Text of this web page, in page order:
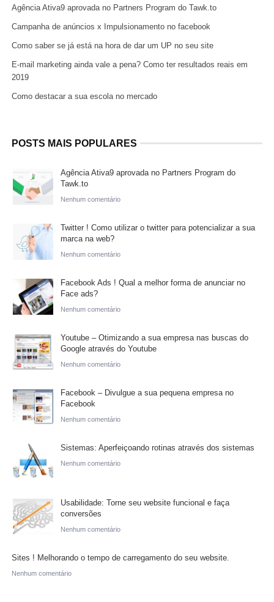
Agência Ativa9 aprovada no Partners Program do Tawk.to
Campanha de anúncios x Impulsionamento no facebook
Como saber se já está na hora de dar um UP no seu site
E-mail marketing ainda vale a pena? Como ter resultados reais em
2019
Como destacar a sua escola no mercado
POSTS MAIS POPULARES
Agência Ativa9 aprovada no Partners Program do
Tawk.to
Nenhum comentário
Twitter ! Como utilizar o twitter para potencializar a sua
marca na web?
Nenhum comentário
Facebook Ads ! Qual a melhor forma de anunciar no
Face ads?
Nenhum comentário
Youtube – Otimizando a sua empresa nas buscas do
Google através do Youtube
Nenhum comentário
Facebook – Divulgue a sua pequena empresa no
Facebook
Nenhum comentário
Sistemas: Aperfeiçoando rotinas através dos sistemas
Nenhum comentário
Usabilidade: Torne seu website funcional e faça
conversões
Nenhum comentário
Sites ! Melhorando o tempo de carregamento do seu website.
Nenhum comentário